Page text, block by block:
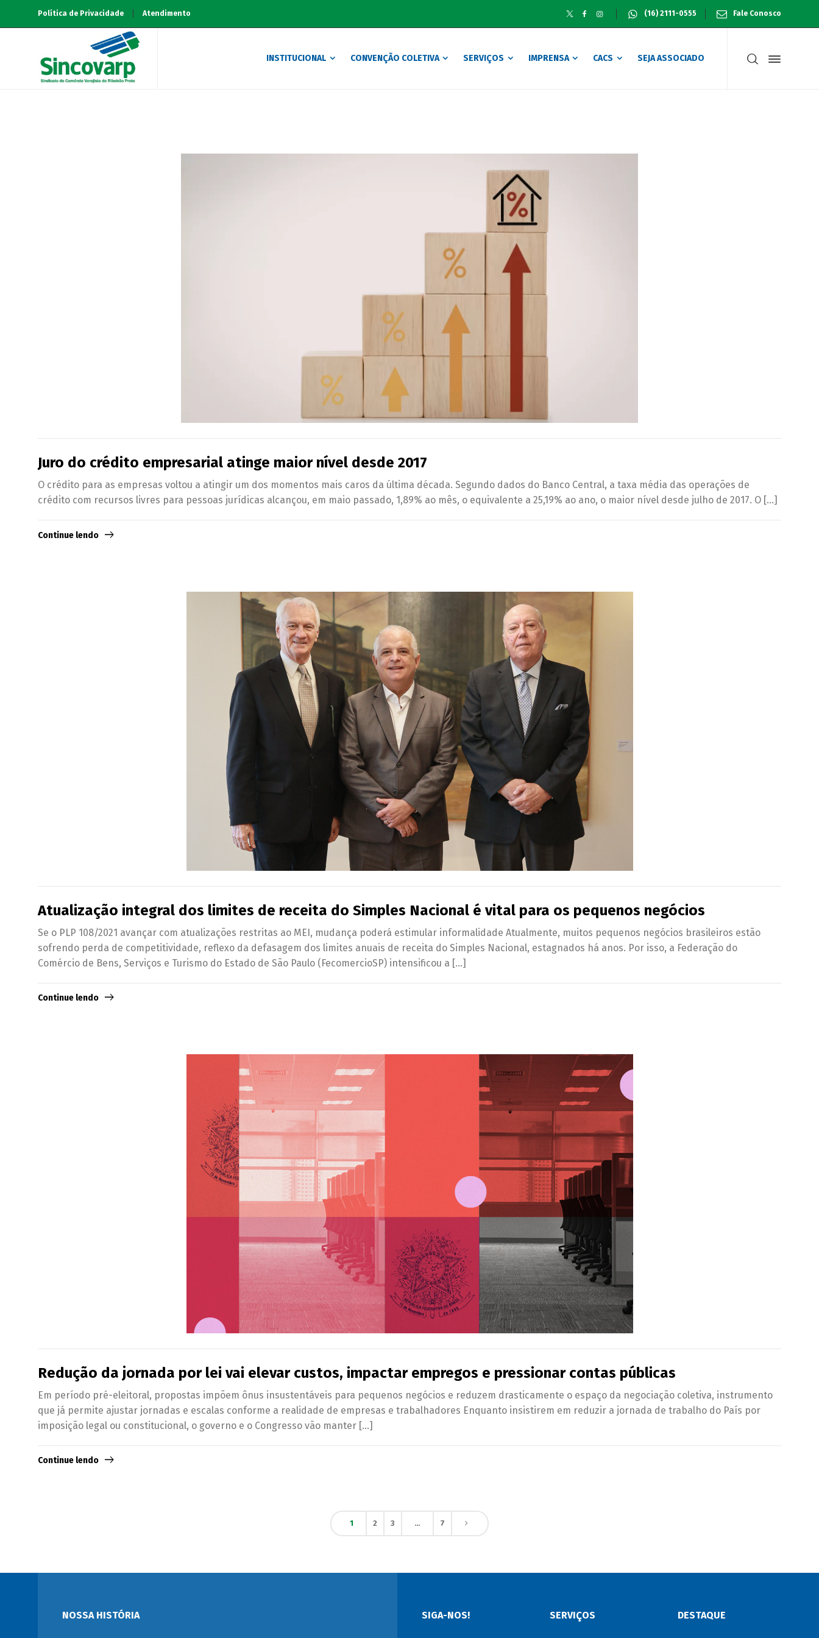
Política de Privacidade Atendimento (16) 2111-0555 Fale Conosco
INSTITUCIONAL CONVENÇÃO COLETIVA SERVIÇOS IMPRENSA CACS SEJA ASSOCIADO
Juro do crédito empresarial atinge maior nível desde 2017
O crédito para as empresas voltou a atingir um dos momentos mais caros da última década. Segundo dados do Banco Central, a taxa média das operações de
crédito com recursos livres para pessoas jurídicas alcançou, em maio passado, 1,89% ao mês, o equivalente a 25,19% ao ano, o maior nível desde julho de 2017. O […]
Continue lendo
Atualização integral dos limites de receita do Simples Nacional é vital para os pequenos negócios
Se o PLP 108/2021 avançar com atualizações restritas ao MEI, mudança poderá estimular informalidade Atualmente, muitos pequenos negócios brasileiros estão
sofrendo perda de competitividade, reflexo da defasagem dos limites anuais de receita do Simples Nacional, estagnados há anos. Por isso, a Federação do
Comércio de Bens, Serviços e Turismo do Estado de São Paulo (FecomercioSP) intensificou a […]
Continue lendo
Redução da jornada por lei vai elevar custos, impactar empregos e pressionar contas públicas
Em período pré-eleitoral, propostas impõem ônus insustentáveis para pequenos negócios e reduzem drasticamente o espaço da negociação coletiva, instrumento
que já permite ajustar jornadas e escalas conforme a realidade de empresas e trabalhadores Enquanto insistirem em reduzir a jornada de trabalho do País por
imposição legal ou constitucional, o governo e o Congresso vão manter […]
Continue lendo
1 2 3 … 7
NOSSA HISTÓRIA SIGA-NOS! SERVIÇOS DESTAQUE